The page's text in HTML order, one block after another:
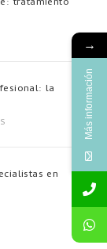
la
en
→
Más información